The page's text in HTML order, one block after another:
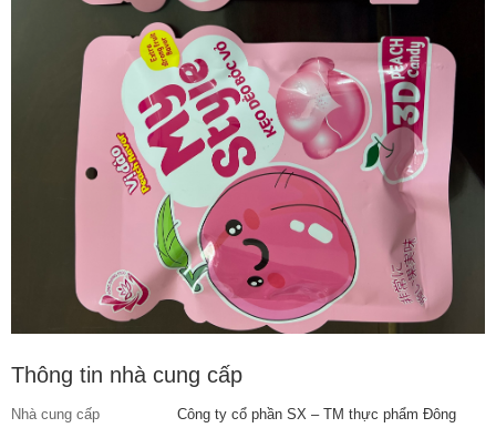
Thông tin nhà cung cấp
Nhà cung cấp
Công ty cổ phần SX – TM thực phẩm Đông